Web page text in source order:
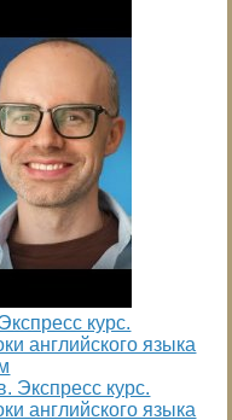
курс.
английского языка